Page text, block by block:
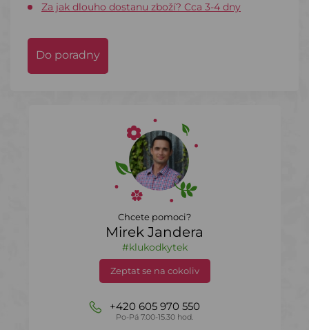
Za jak dlouho dostanu zboží? Cca 3-4 dny
Do poradny
Chcete pomoci?
Mirek Jandera
#klukodkytek
Zeptat se na cokoliv
+420 605 970 550
Po-Pá 7.00-15.30 hod.